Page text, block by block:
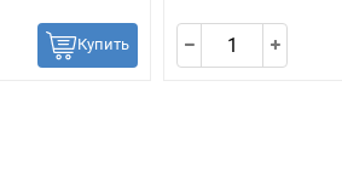
Купить